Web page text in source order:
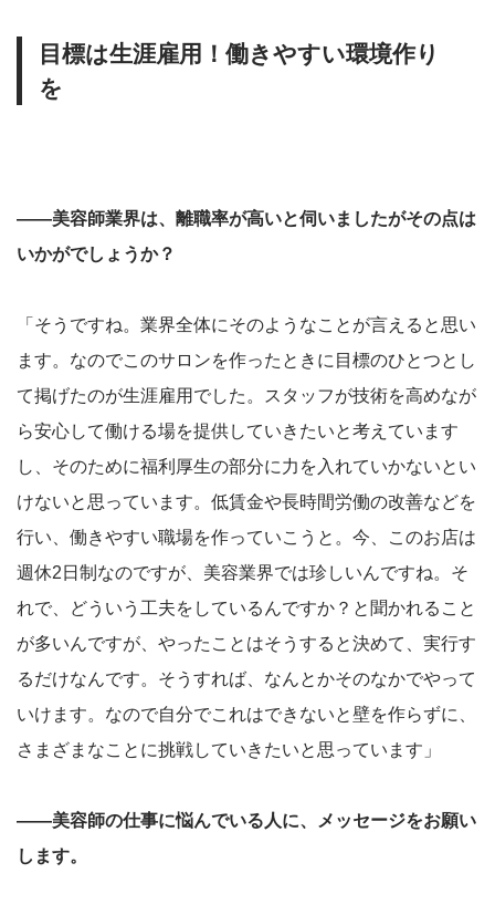
目標は生涯雇用！働きやすい環境作り
を
――美容師業界は、離職率が高いと伺いましたがその点は
いかがでしょうか？
「そうですね。業界全体にそのようなことが言えると思い
ます。なのでこのサロンを作ったときに目標のひとつとし
て掲げたのが生涯雇用でした。スタッフが技術を高めなが
ら安心して働ける場を提供していきたいと考えています
し、そのために福利厚生の部分に力を入れていかないとい
けないと思っています。低賃金や長時間労働の改善などを
行い、働きやすい職場を作っていこうと。今、このお店は
週休2日制なのですが、美容業界では珍しいんですね。そ
れで、どういう工夫をしているんですか？と聞かれること
が多いんですが、やったことはそうすると決めて、実行す
るだけなんです。そうすれば、なんとかそのなかでやって
いけます。なので自分でこれはできないと壁を作らずに、
さまざまなことに挑戦していきたいと思っています」
――美容師の仕事に悩んでいる人に、メッセージをお願い
します。